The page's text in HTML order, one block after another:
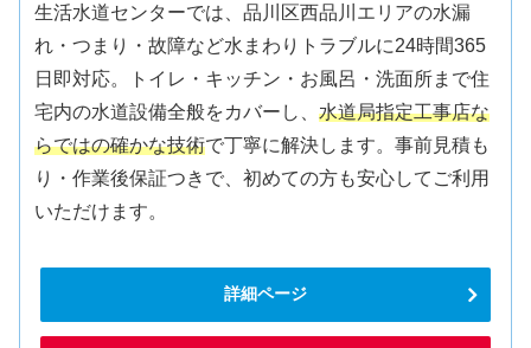
生活水道センターでは、品川区西品川エリアの水漏
れ・つまり・故障など水まわりトラブルに24時間365
日即対応。トイレ・キッチン・お風呂・洗面所まで住
宅内の水道設備全般をカバーし、水道局指定工事店な
らではの確かな技術で丁寧に解決します。事前見積も
り・作業後保証つきで、初めての方も安心してご利用
いただけます。
詳細ページ